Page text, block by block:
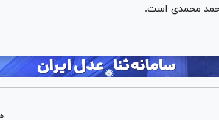
محمدی است.